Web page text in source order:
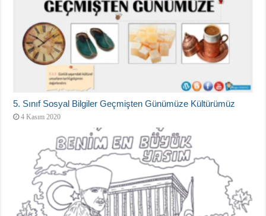
5. Sınıf Sosyal Bilgiler Geçmişten Günümüze Kültürümüz
4 Kasım 2020